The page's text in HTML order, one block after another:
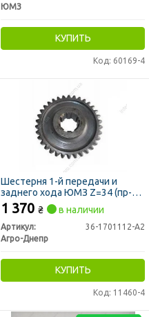
ЮМЗ
КУПИТЬ
Код: 60169-4
Шестерня 1-й передачи и
заднего хода ЮМЗ Z=34 (пр-во
Украина)
1 370 ₴ в наличии
Артикул:
36-1701112-А2
Агро-Днепр
КУПИТЬ
Код: 11460-4